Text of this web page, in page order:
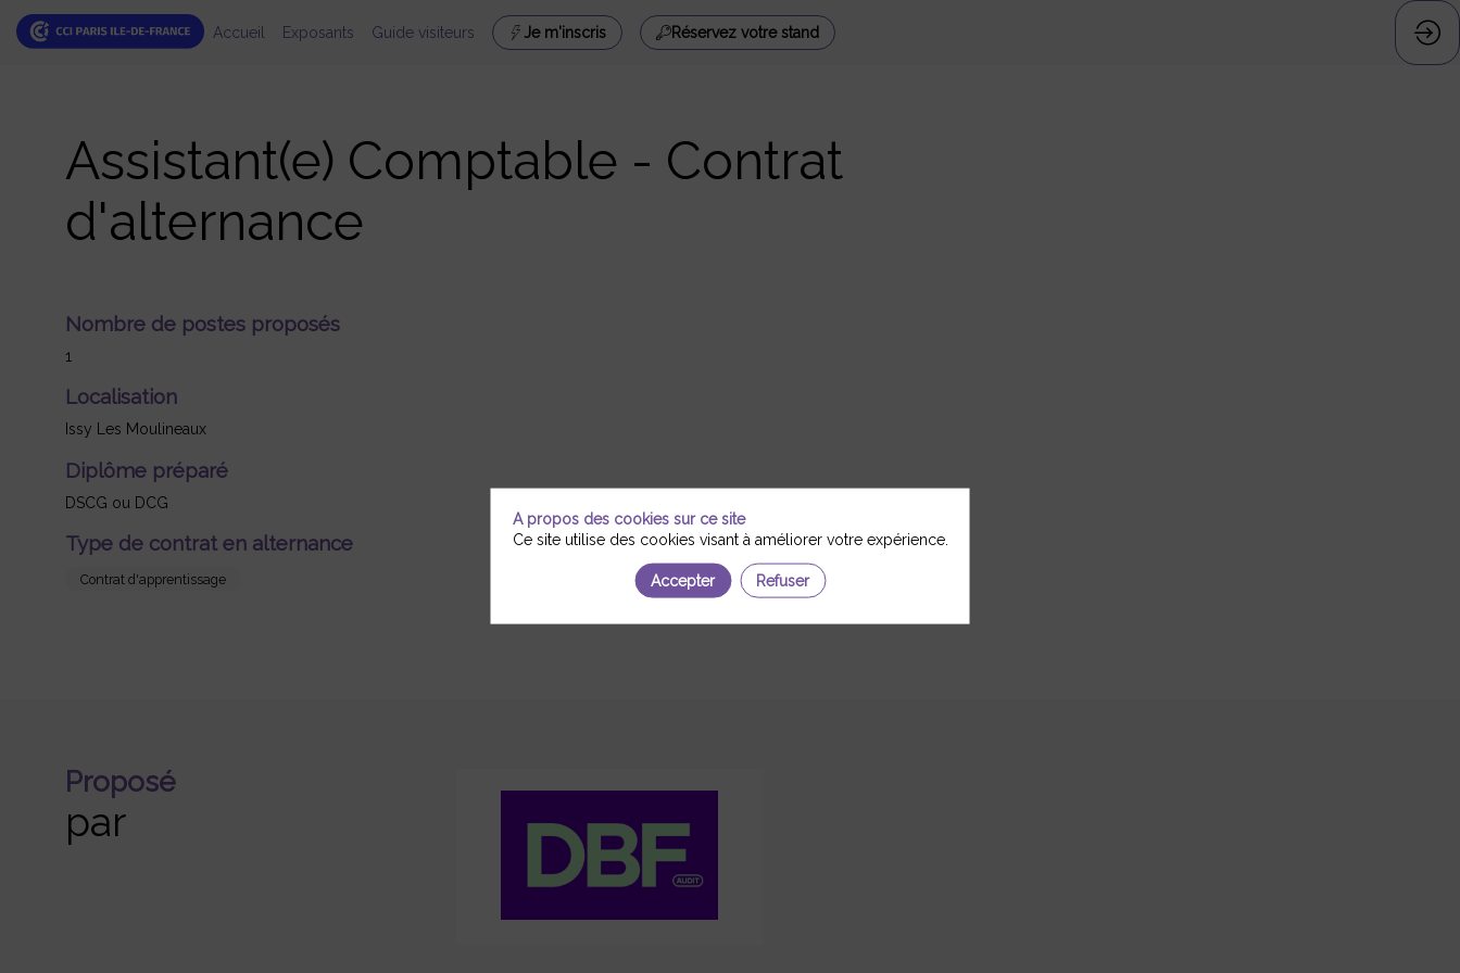
Accueil Exposants Guide visiteurs Je m'inscris Réservez votre stand
Assistant(e) Comptable - Contrat
d'alternance
Nombre de postes proposés
1
Localisation
Issy Les Moulineaux
Diplôme préparé
DSCG ou DCG
Type de contrat en alternance
Contrat d'apprentissage
Proposé
par
A propos des cookies sur ce site
Ce site utilise des cookies visant à améliorer votre expérience.
Accepter Refuser